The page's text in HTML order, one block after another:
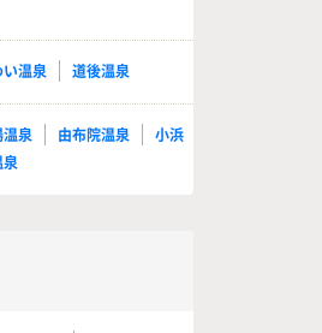
い温泉 道後温泉
泉 由布院温泉
小浜
泉